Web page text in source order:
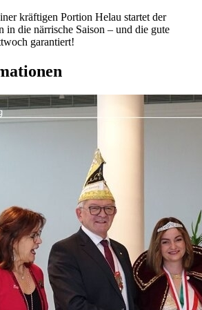
kräftigen Portion Helau startet der
in die närrische Saison – und die gute
garantiert!